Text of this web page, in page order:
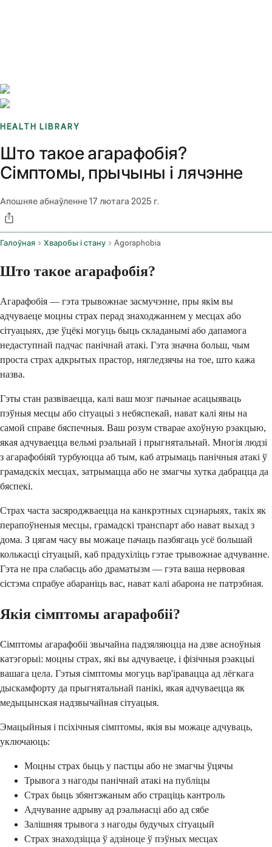
HEALTH LIBRARY
Што такое агарафобія?
Сімптомы, прычыны і лячэнне
Апошняе абнаўленне17 лютага 2025 г.
Галоўная Хваробы і стану Agoraphobia
Што такое агарафобія?
Агарафобія — гэта трывожнае засмучэнне, пры якім вы
адчуваеце моцны страх перад знаходжаннем у месцах або
сітуацыях, дзе ўцёкі могуць быць складанымі або дапамога
недаступнай падчас панічнай атакі. Гэта значна больш, чым
проста страх адкрытых прастор, нягледзячы на ​​тое, што кажа
назва.
Гэты стан развіваецца, калі ваш мозг пачынае асацыяваць
пэўныя месцы або сітуацыі з небяспекай, нават калі яны на
самой справе бяспечныя. Ваш розум стварае ахоўную рэакцыю,
якая адчуваецца вельмі рэальнай і прыгнятальнай. Многія людзі
з агарафобіяй турбуюцца аб тым, каб атрымаць панічныя атакі ў
грамадскіх месцах, затрымацца або не змагчы хутка дабрацца да
бяспекі.
Страх часта засяроджваецца на канкрэтных сцэнарыях, такіх як
перапоўненыя месцы, грамадскі транспарт або нават выхад з
дома. З цягам часу вы можаце пачаць пазбягаць усё большай
колькасці сітуацый, каб прадухіліць гэтае трывожнае адчуванне.
Гэта не пра слабасць або драматызм — гэта ваша нервовая
сістэма спрабуе абараніць вас, нават калі абарона не патрэбная.
Якія сімптомы агарафобіі?
Сімптомы агарафобіі звычайна падзяляюцца на дзве асноўныя
катэгорыі: моцны страх, які вы адчуваеце, і фізічныя рэакцыі
вашага цела. Гэтыя сімптомы могуць вар'іравацца ад лёгкага
дыскамфорту да прыгнятальнай панікі, якая адчуваецца як
медыцынская надзвычайная сітуацыя.
Эмацыйныя і псіхічныя сімптомы, якія вы можаце адчуваць,
уключаюць:
Моцны страх быць у пастцы або не змагчы ўцячы
Трывога з нагоды панічнай атакі на публіцы
Страх быць збянтэжаным або страціць кантроль
Адчуванне адрыву ад рэальнасці або ад сябе
Залішняя трывога з нагоды будучых сітуацый
Страх знаходзіцца ў адзіноце ў пэўных месцах